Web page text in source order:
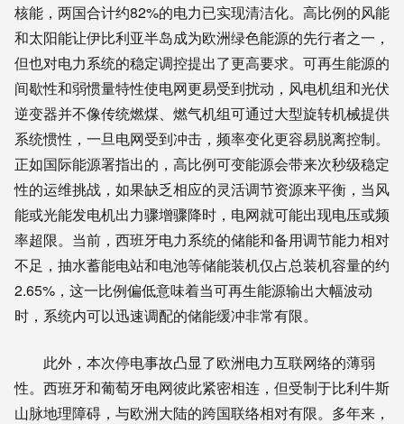
核能，两国合计约82%的电力已实现清洁化。高比例的风能
和太阳能让伊比利亚半岛成为欧洲绿色能源的先行者之一，
但也对电力系统的稳定调控提出了更高要求。可再生能源的
间歇性和弱惯量特性使电网更易受到扰动，风电机组和光伏
逆变器并不像传统燃煤、燃气机组可通过大型旋转机械提供
系统惯性，一旦电网受到冲击，频率变化更容易脱离控制。
正如国际能源署指出的，高比例可变能源会带来次秒级稳定
性的运维挑战，如果缺乏相应的灵活调节资源来平衡，当风
能或光能发电机出力骤增骤降时，电网就可能出现电压或频
率超限。当前，西班牙电力系统的储能和备用调节能力相对
不足，抽水蓄能电站和电池等储能装机仅占总装机容量的约
2.65%，这一比例偏低意味着当可再生能源输出大幅波动
时，系统内可以迅速调配的储能缓冲非常有限。
此外，本次停电事故凸显了欧洲电力互联网络的薄弱
性。西班牙和葡萄牙电网彼此紧密相连，但受制于比利牛斯
山脉地理障碍，与欧洲大陆的跨国联络相对有限。多年来，